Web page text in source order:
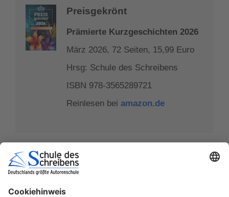
Preisgekrönt
Prämierte Kurzgeschichten 2026
März 2026, 72 Seiten, 15,99 Euro
Hrsg: Schule des Schreibens
ISBN 978-3565289721
Reinlesen bei amazon.de